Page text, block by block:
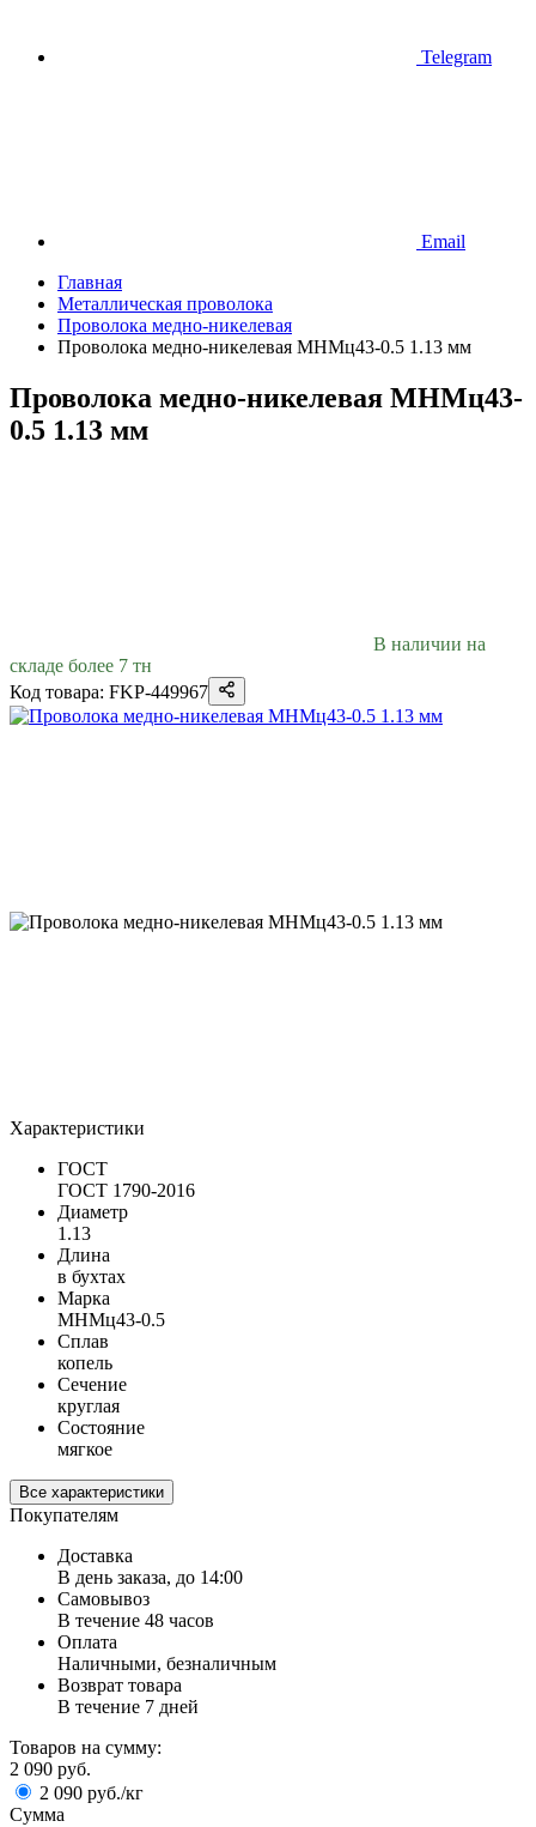
Telegram
Email
Главная
Металлическая проволока
Проволока медно-никелевая
Проволока медно-никелевая МНМц43-0.5 1.13 мм
Проволока медно-никелевая МНМц43-
0.5 1.13 мм
В наличии на
складе более 7 тн
Код товара: FKP-449967
Характеристики
ГОСТ
ГОСТ 1790-2016
Диаметр
1.13
Длина
в бухтах
Марка
МНМц43-0.5
Сплав
копель
Сечение
круглая
Состояние
мягкое
Все характеристики
Покупателям
Доставка
В день заказа, до 14:00
Самовывоз
В течение 48 часов
Оплата
Наличными, безналичным
Возврат товара
В течение 7 дней
Товаров на сумму:
2 090 руб.
2 090 руб./кг
Сумма